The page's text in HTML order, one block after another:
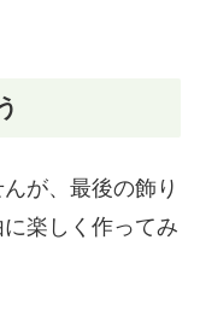
が、最後の飾り
楽しく作ってみ